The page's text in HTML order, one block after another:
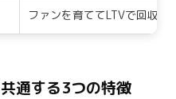
ファンを育ててLTVで回収
通する3つの特徴